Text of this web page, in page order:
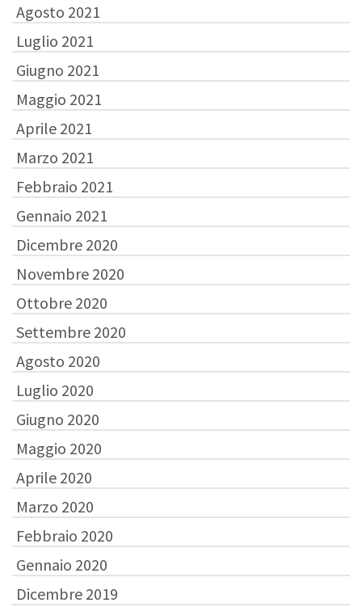
Agosto 2021
Luglio 2021
Giugno 2021
Maggio 2021
Aprile 2021
Marzo 2021
Febbraio 2021
Gennaio 2021
Dicembre 2020
Novembre 2020
Ottobre 2020
Settembre 2020
Agosto 2020
Luglio 2020
Giugno 2020
Maggio 2020
Aprile 2020
Marzo 2020
Febbraio 2020
Gennaio 2020
Dicembre 2019